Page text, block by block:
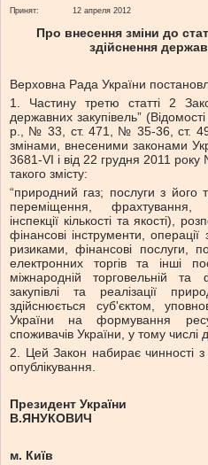
Принят: 12 апреля 2012
Про внесення зміни до
здійснення
Верховна Рада України
1. Частину третю статті 2
державних закупівель”
р., № 33, ст. 471, № 35-36, ст.
змінами, внесеними законами
3681-VI і від 22 грудня 2011
такого змісту:
“природний газ; послуги з його
переміщення, фрахтування,
інспекції кількості та якості),
фінансові інструменти,
ризиками, фінансові послуги,
електронних торгів та інші
міжнародній торговельній та
закупівлі та реалізації
здійснюється суб'єктом,
України на формування
споживачів України, у тому
2. Цей Закон набирає чинності
опублікування.
В.ЯНУКОВИЧ
м. Київ